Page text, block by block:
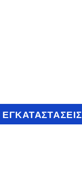
ΕΓΚΑΤΑΣΤΑΣΕΙΣ